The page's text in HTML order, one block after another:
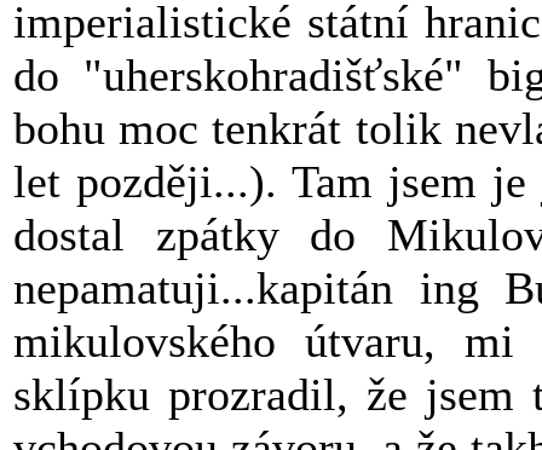
imperialistické státní
do "uherskohradišťské"
bohu moc tenkrát tolik
let později...). Tam jsem
dostal zpátky do
nepamatuji...kapitán ing
mikulovského útvaru,
sklípku prozradil, že